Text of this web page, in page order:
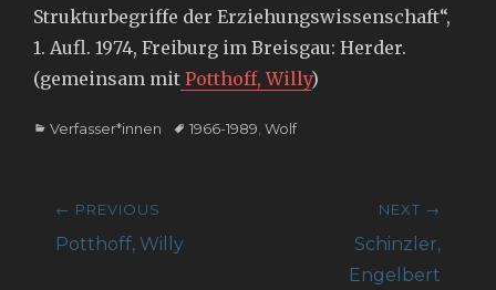
Strukturbegriffe der Erziehungswissenschaft“,
1. Aufl. 1974, Freiburg im Breisgau: Herder.
(gemeinsam mit Potthoff, Willy)
Categories
Verfasser*innen Tags1966-1989 Wolf
Beitragsnavigation
← PREVIOUS
Previous
Potthoff, Willy
NEXT →
Schinzler,
Engelbert